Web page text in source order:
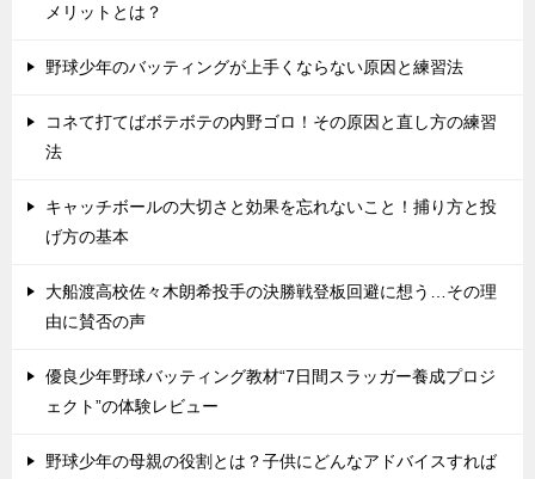
メリットとは？
野球少年のバッティングが上手くならない原因と練習法
コネて打てばボテボテの内野ゴロ！その原因と直し方の練習
法
キャッチボールの大切さと効果を忘れないこと！捕り方と投
げ方の基本
大船渡高校佐々木朗希投手の決勝戦登板回避に想う…その理
由に賛否の声
優良少年野球バッティング教材“7日間スラッガー養成プロジ
ェクト”の体験レビュー
野球少年の母親の役割とは？子供にどんなアドバイスすれば